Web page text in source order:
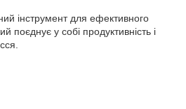
інструмент для ефективного
поєднує у собі продуктивність і